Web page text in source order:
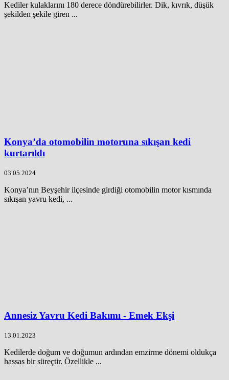
Kediler kulaklarını 180 derece döndürebilirler. Dik, kıvrık, düşük
şekilden şekile giren ...
Konya’da otomobilin motoruna sıkışan kedi
kurtarıldı
03.05.2024
Konya’nın Beyşehir ilçesinde girdiği otomobilin motor kısmında
sıkışan yavru kedi, ...
Annesiz Yavru Kedi Bakımı - Emek Ekşi
13.01.2023
Kedilerde doğum ve doğumun ardından emzirme dönemi oldukça
hassas bir süreçtir. Özellikle ...